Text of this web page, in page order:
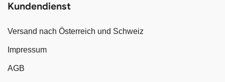
Kundendienst
Versand nach Österreich und Schweiz
Impressum
AGB